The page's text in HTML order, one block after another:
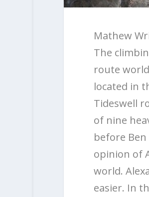
Mathew
The
route
located in
Tideswell
of nine
before
opinion of
world.
easier. In